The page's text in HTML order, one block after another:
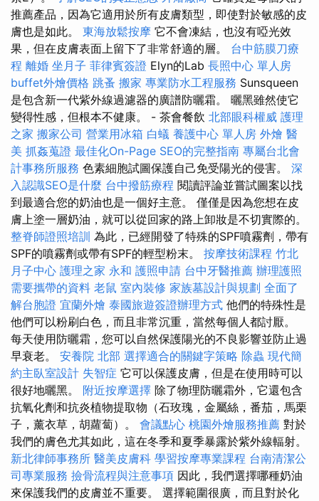
推薦產品，因為它適用於所有皮膚類型，即使對於敏感的皮
膚也是如此。 東海放鬆按摩 它不會凍結，也沒有啞光效
果，但在皮膚表面上留下了非常舒適的層。 台中筋膜刀療
程 離婚 坐月子 菲律賓簽證 Elyn的Lab 長照中心 單人房
buffet外燴價格 跳蚤 搬家 專業防水工程服務 Sunsqueen
是包含新一代紫外線過濾器的廣譜防曬霜。 曬黑雖然使它
變得性感，但根本不健康。 - 茶會餐飲 北部眼科權威 護理
之家 搬家公司 營業用冰箱 白蟻 養護中心 單人房 外燴 醫
美 抓姦蒐證 最佳化On-Page SEO的完整指南 專屬台北會
計事務所服務 色素細胞試圖保護自己免受陽光的侵害。 深
入認識SEO是什麼 台中撥筋療程 閱讀評論並嘗試圖案以找
到最適合您的奶油也是一個好主意。 僅僅是因為您想在皮
膚上塗一層奶油，就可以從回家的路上卸妝是不切實際的。
整脊師證照培訓 為此，已經開發了特殊的SPF噴霧劑，帶有
SPF的噴霧劑或帶有SPF的輕型粉末。 按摩技術課程 竹北
月子中心 護理之家 永和 護照申請 台中牙醫推薦 辦理護照
需要攜帶的資料 老鼠 室內裝修 家族墓設計與規劃 全面了
解台胞證 宜蘭外燴 泰國旅遊簽證辦理方式 他們的特殊性是
他們可以粉刷白色，而且非常沉重，當然每個人都討厭。
每天使用防曬霜，您可以自然保護陽光的不良影響並防止過
早衰老。 安養院 北部 選擇適合的關鍵字策略 除蟲 現代簡
約主臥室設計 失智症 它可以保護皮膚，但是在使用時可以
很好地曬黑。 附近按摩選擇 除了物理防曬霜外，它還包含
抗氧化劑和抗炎植物提取物（石玫瑰，金屬絲，番茄，馬栗
子，薰衣草，胡蘿蔔）。 會議點心 桃園外燴服務推薦 對於
我們的膚色尤其如此，這在冬季和夏季暴露於紫外線輻射。
新北律師事務所 醫美皮膚科 學習按摩專業課程 台南清潔公
司專業服務 撿骨流程與注意事項 因此，我們選擇哪種奶油
來保護我們的皮膚並不重要。 選擇範圍很廣，而且對於化